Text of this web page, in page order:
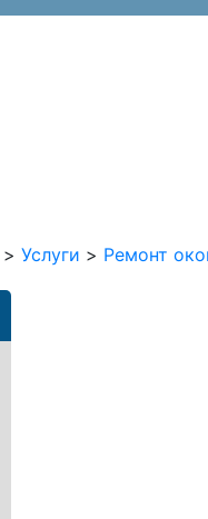
> Услуги > Ремонт